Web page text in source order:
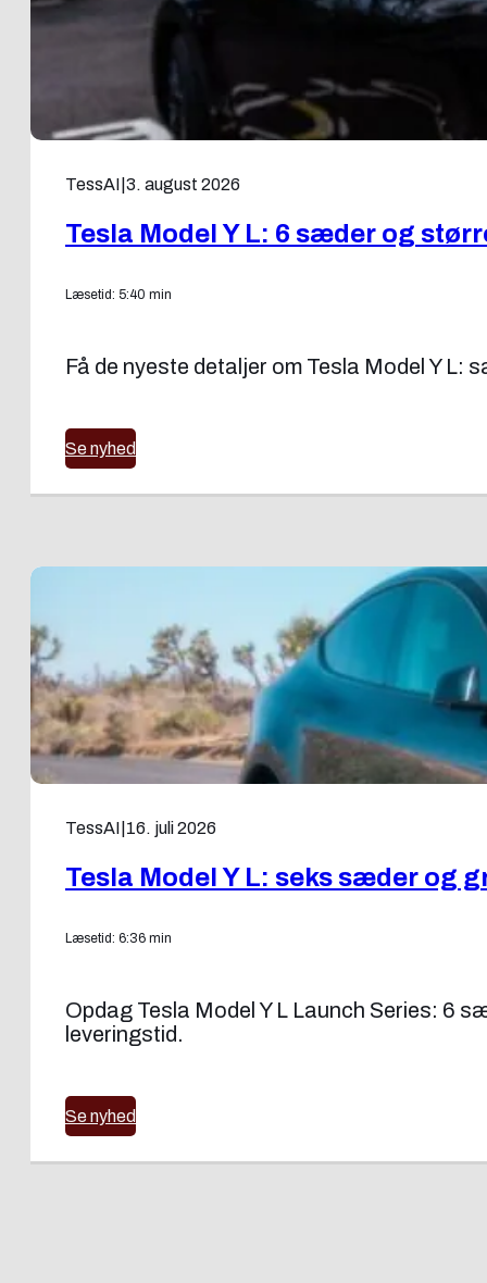
TessAI 3. august 2026
Tesla Model Y L: 6 sæder og
Læsetid: 5:40 min
Få de nyeste detaljer om Tesla Model Y
Se nyhed
TessAI 16. juli 2026
Tesla Model Y L: seks sæder og
Læsetid: 6:36 min
Opdag Tesla Model Y L Launch Series: 6
leveringstid.
Se nyhed